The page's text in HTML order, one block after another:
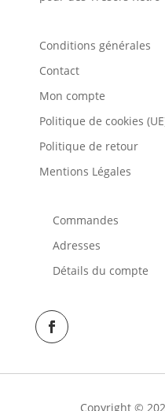
Conditions générales
Contact
Mon compte
Politique de cookies
Politique de retour
Mentions Légales
Commandes
Adresses
Détails du compte
Copyright ©